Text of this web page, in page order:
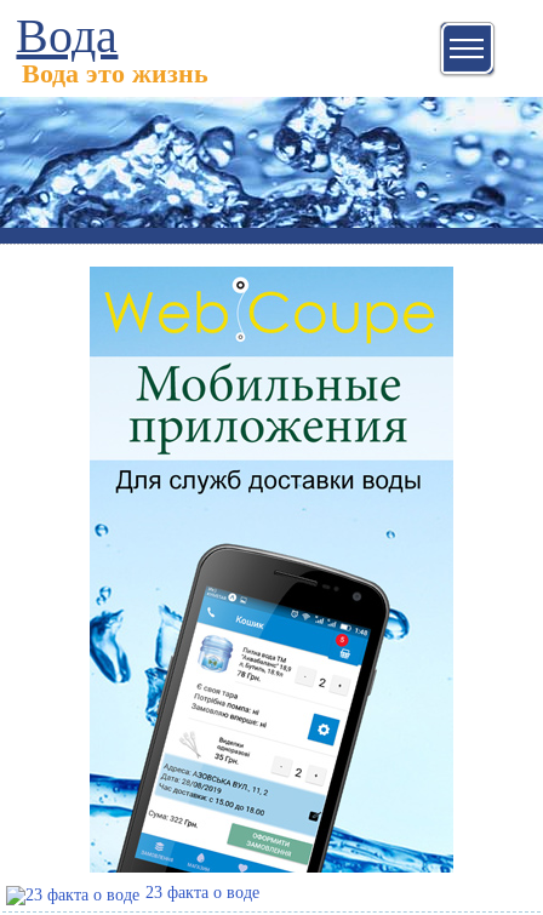
Вода
Вода это жизнь
23 факта о воде